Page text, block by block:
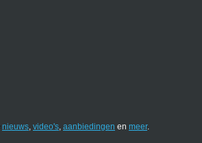
nieuws, video's, aanbiedingen en meer.